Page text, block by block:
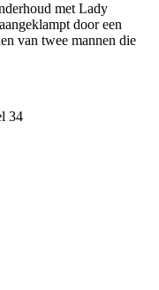
met Lady
door een
van twee mannen die
34